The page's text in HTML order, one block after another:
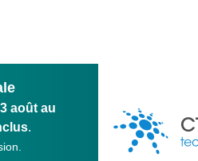
août au
.